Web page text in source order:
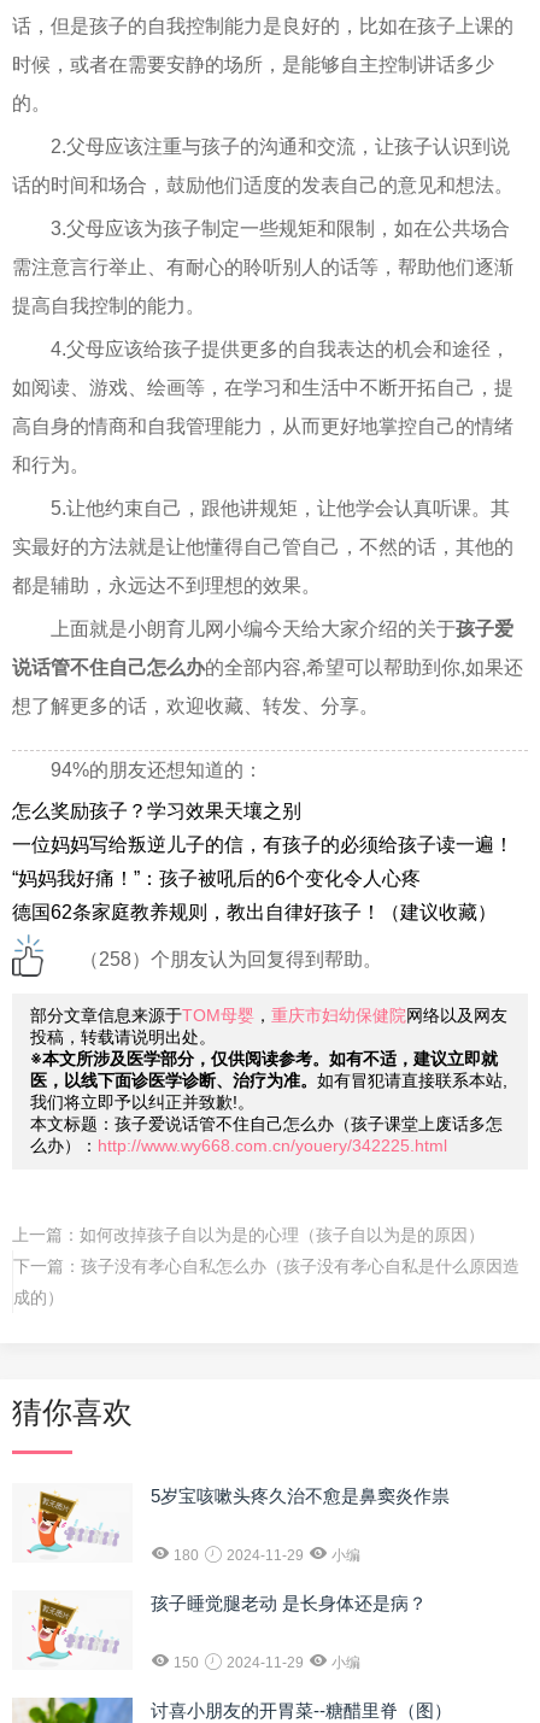
话，但是孩子的自我控制能力是良好的，比如在孩子上课的
时候，或者在需要安静的场所，是能够自主控制讲话多少
的。
2.父母应该注重与孩子的沟通和交流，让孩子认识到说
话的时间和场合，鼓励他们适度的发表自己的意见和想法。
3.父母应该为孩子制定一些规矩和限制，如在公共场合
需注意言行举止、有耐心的聆听别人的话等，帮助他们逐渐
提高自我控制的能力。
4.父母应该给孩子提供更多的自我表达的机会和途径，
如阅读、游戏、绘画等，在学习和生活中不断开拓自己，提
高自身的情商和自我管理能力，从而更好地掌控自己的情绪
和行为。
5.让他约束自己，跟他讲规矩，让他学会认真听课。其
实最好的方法就是让他懂得自己管自己，不然的话，其他的
都是辅助，永远达不到理想的效果。
上面就是小朗育儿网小编今天给大家介绍的关于孩子爱
说话管不住自己怎么办的全部内容,希望可以帮助到你,如果还
想了解更多的话，欢迎收藏、转发、分享。
94%的朋友还想知道的：
怎么奖励孩子？学习效果天壤之别
一位妈妈写给叛逆儿子的信，有孩子的必须给孩子读一遍！
“妈妈我好痛！”：孩子被吼后的6个变化令人心疼
德国62条家庭教养规则，教出自律好孩子！（建议收藏）
（258）个朋友认为回复得到帮助。
部分文章信息来源于TOM母婴 ， 重庆市妇幼保健院网络以及网友
投稿，转载请说明出处。
※本文所涉及医学部分，仅供阅读参考。如有不适，建议立即就
医，以线下面诊医学诊断、治疗为准。 如有冒犯请直接联系本站,
我们将立即予以纠正并致歉!。
本文标题：孩子爱说话管不住自己怎么办（孩子课堂上废话多怎
么办）： http://www.wy668.com.cn/youery/342225.html
上一篇： 如何改掉孩子自以为是的心理（孩子自以为是的原因）
下一篇： 孩子没有孝心自私怎么办（孩子没有孝心自私是什么原因造
成的）
猜你喜欢
5岁宝咳嗽头疼久治不愈是鼻窦炎作祟
180 2024-11-29 小编
孩子睡觉腿老动 是长身体还是病？
150 2024-11-29 小编
讨喜小朋友的开胃菜--糖醋里脊（图）